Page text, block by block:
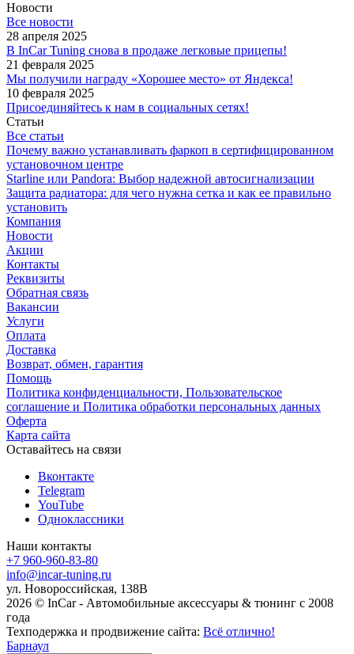
Новости
Все новости
28 апреля 2025
В InCar Tuning снова в продаже легковые прицепы!
21 февраля 2025
Мы получили награду «Хорошее место» от Яндекса!
10 февраля 2025
Присоединяйтесь к нам в социальных сетях!
Статьи
Все статьи
Почему важно устанавливать фаркоп в сертифицированном
установочном центре
Starline или Pandora: Выбор надежной автосигнализации
Защита радиатора: для чего нужна сетка и как ее правильно
установить
Компания
Новости
Акции
Контакты
Реквизиты
Обратная связь
Вакансии
Услуги
Оплата
Доставка
Возврат, обмен, гарантия
Помощь
Политика конфиденциальности, Пользовательское
соглашение и Политика обработки персональных данных
Оферта
Карта сайта
Оставайтесь на связи
Вконтакте
Telegram
YouTube
Одноклассники
Наши контакты
+7 960-960-83-80
info@incar-tuning.ru
ул. Новороссийская, 138В
2026 © InCar - Автомобильные аксессуары & тюнинг с 2008
года
Техподержка и продвижение сайта: Всё отлично!
Барнаул